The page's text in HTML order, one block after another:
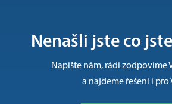
Nenašli jste co
Napište nám, rádi zodpovíme
a najdeme řešení i pro